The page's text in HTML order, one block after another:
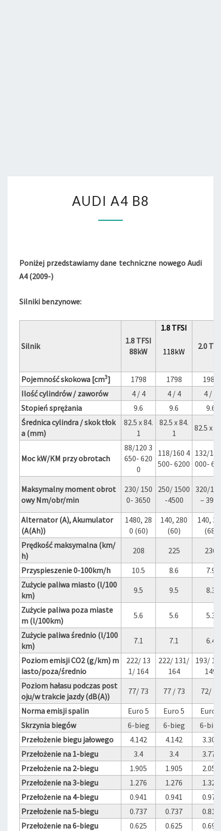
U
I
8
AUDI A4 B8
Poniżej przedstawiamy dane techniczne nowego Audi
A4 (2009-)
Silniki benzynowe:
Silnik
1.8 TFSI
88kW
1.8 TFSI
118kW
2.0
Pojemność skokowa [cm3] 1798 1798
1984
Ilość cylindrów / zaworów
4 / 4 4 / 4
4 / 4
Stopień sprężania
9.6 9.6
9.6
Średnica cylindra / skok tłok
a (mm)
82.5 x 84.
1
82.5 x 84.
1
82.5 x
Moc kW/KM przy obrotach
88/120 3
650- 620
0
118/160 4
500- 6200
132/
000-
Maksymalny moment obrot
owy Nm/obr/min
230/ 150
0- 3650
250/ 1500
-4500
320/
– 3900
Alternator (A), Akumulator
(A(Ah))
1480, 28
0 (60)
140, 280
(60)
140,
(68)
Prędkość maksymalna (km/
h)
208 225
236
Przyspieszenie 0-100km/h
10.5 8.6
7.9
Zużycie paliwa miasto (l/100
km)
9.5 9.5
8.3
Zużycie paliwa poza miaste
m (l/100km)
5.6 5.6
5.3
Zużycie paliwa średnio (l/100
km)
7.1 7.1
6.4
Poziom emisji CO2 (g/km) m
iasto/poza/średnio
222/ 13
1/ 164
222/ 131/
164
193/
149
Poziom hałasu podczas post
oju/w trakcie jazdy (dB(A))
77/ 73 77 / 73
72/ 74
Norma emisji spalin
Euro 5 Euro 5
Euro 5
Skrzynia biegów
6-bieg 6-bieg
6-bieg
Przełożenie biegu jałowego
4.142 4.142
3.304
Przełożenie na 1-biegu
3.4 3.4
3.778
Przełożenie na 2-biegu
1.905 1.905
2.050
Przełożenie na 3-biegu
1.276 1.276
1.321
Przełożenie na 4-biegu
0.941 0.941
0.970
Przełożenie na 5-biegu
0.737 0.737
0.811
Przełożenie na 6-biegu
0.625 0.625
0.692